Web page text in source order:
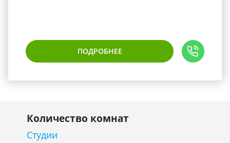
ПОДРОБНЕЕ
Количество комнат
Студии